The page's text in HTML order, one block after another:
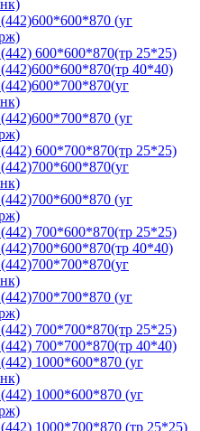
(уг
600*600*870(тр 25*25)
40*40)
(уг
600*700*870(тр 25*25)
(уг
700*600*870(тр 25*25)
40*40)
(уг
700*700*870(тр 25*25)
700*700*870(тр 40*40)
1000*600*870 (уг
1000*600*870 (уг
1000*700*870 (тр 25*25)